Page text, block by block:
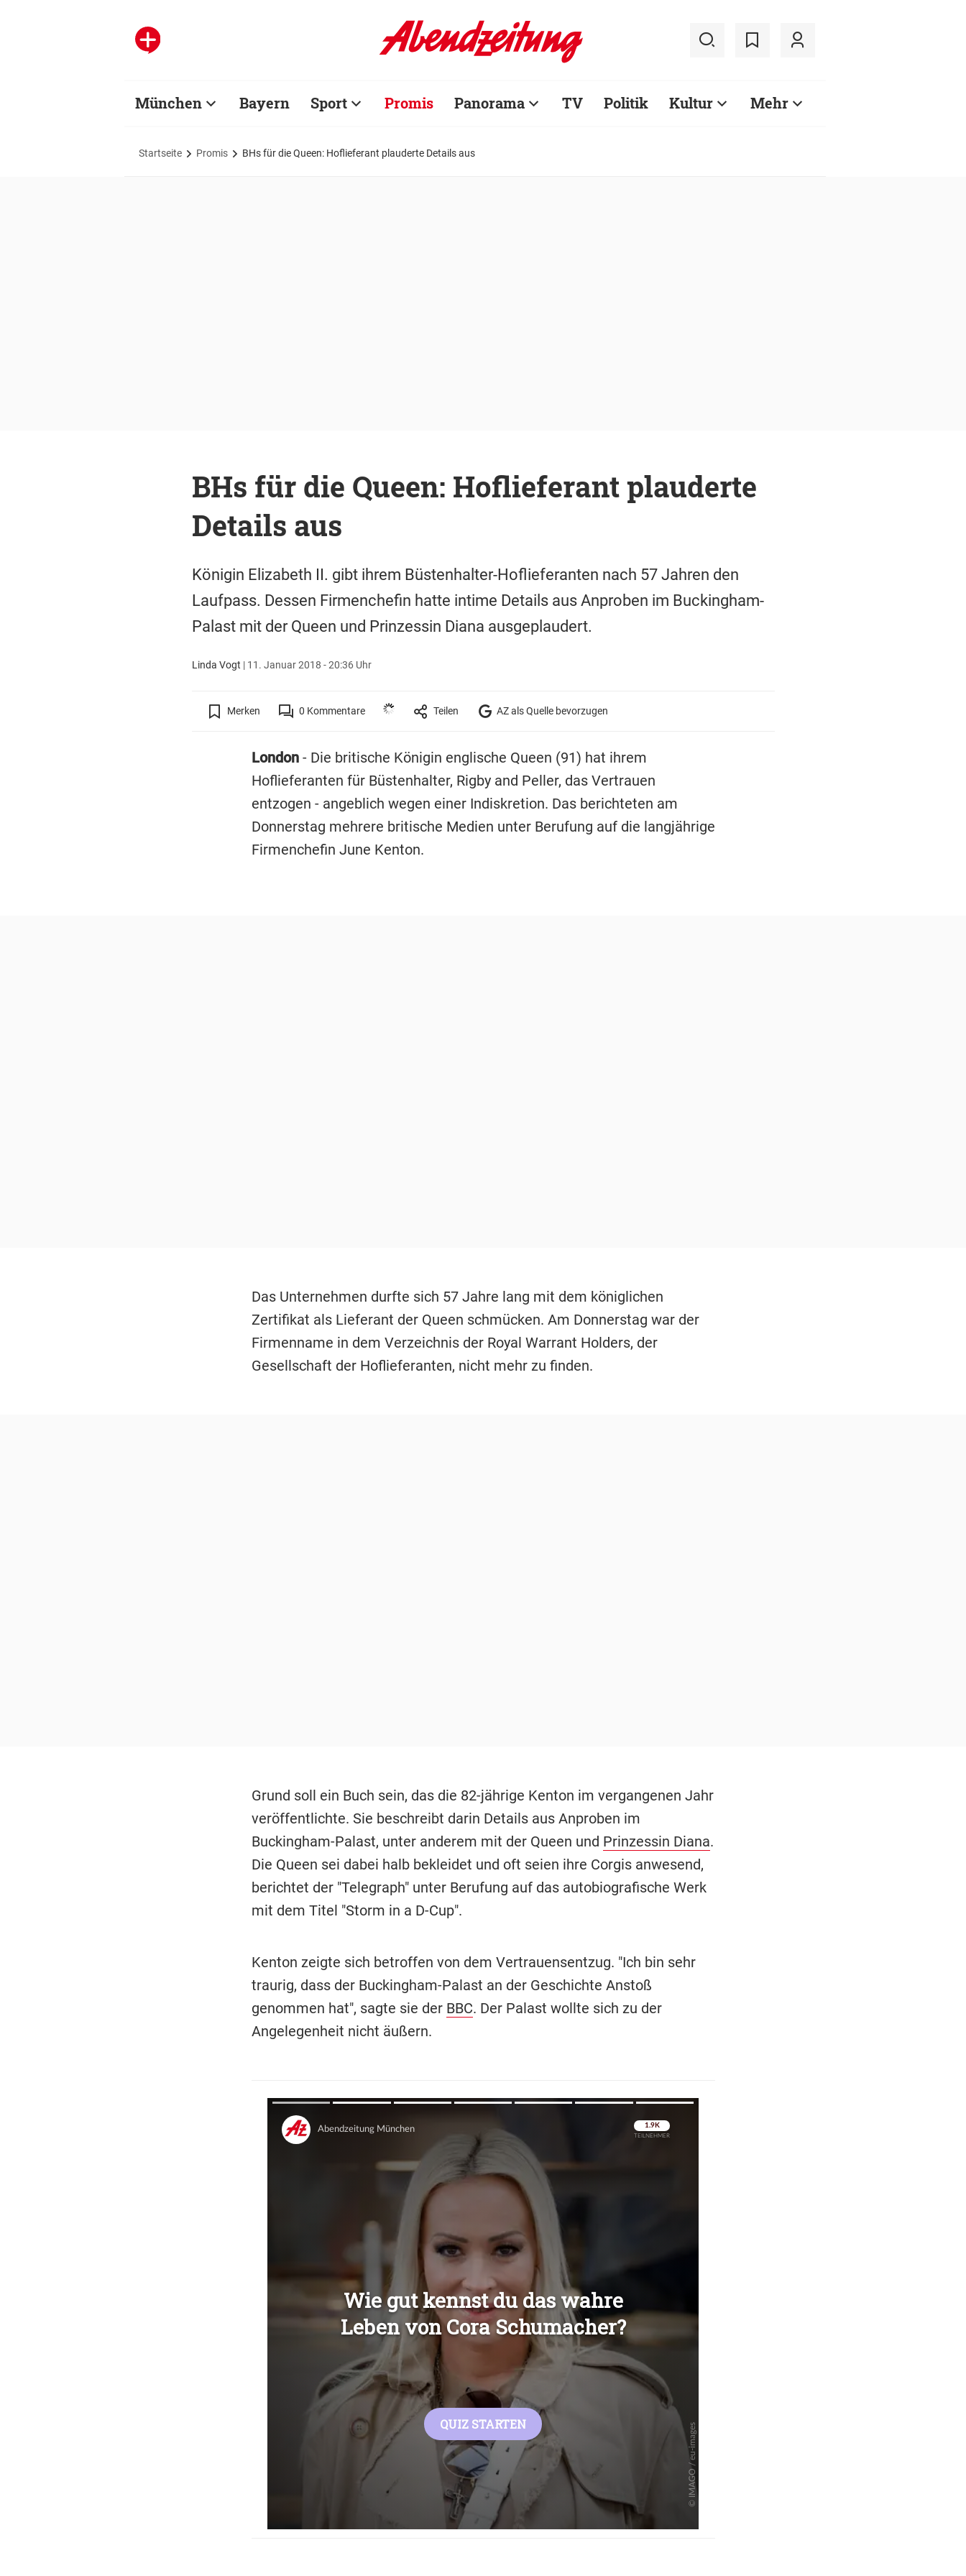
München Bayern Sport Promis Panorama TV Politik Kultur Mehr
Startseite Promis BHs für die Queen: Hoflieferant plauderte Details aus
BHs für die Queen: Hoflieferant plauderte
Details aus
Königin Elizabeth II. gibt ihrem Büstenhalter-Hoflieferanten nach 57 Jahren den
Laufpass. Dessen Firmenchefin hatte intime Details aus Anproben im Buckingham-
Palast mit der Queen und Prinzessin Diana ausgeplaudert.
Linda Vogt | 11. Januar 2018 - 20:36 Uhr
Merken 0 Kommentare Teilen AZ als Quelle bevorzugen
London - Die britische Königin englische Queen (91) hat ihrem
Hoflieferanten für Büstenhalter, Rigby and Peller, das Vertrauen
entzogen - angeblich wegen einer Indiskretion. Das berichteten am
Donnerstag mehrere britische Medien unter Berufung auf die langjährige
Firmenchefin June Kenton.
Das Unternehmen durfte sich 57 Jahre lang mit dem königlichen
Zertifikat als Lieferant der Queen schmücken. Am Donnerstag war der
Firmenname in dem Verzeichnis der Royal Warrant Holders, der
Gesellschaft der Hoflieferanten, nicht mehr zu finden.
Grund soll ein Buch sein, das die 82-jährige Kenton im vergangenen Jahr
veröffentlichte. Sie beschreibt darin Details aus Anproben im
Buckingham-Palast, unter anderem mit der Queen und Prinzessin Diana.
Die Queen sei dabei halb bekleidet und oft seien ihre Corgis anwesend,
berichtet der "Telegraph" unter Berufung auf das autobiografische Werk
mit dem Titel "Storm in a D-Cup".
Kenton zeigte sich betroffen von dem Vertrauensentzug. "Ich bin sehr
traurig, dass der Buckingham-Palast an der Geschichte Anstoß
genommen hat", sagte sie der BBC. Der Palast wollte sich zu der
Angelegenheit nicht äußern.
Überspringen
Überspringen